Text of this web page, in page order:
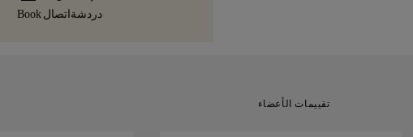
يمكنك إرجاعها أو استبدالها في أقل من 30 يوماً.
دردشة اتصال Book
تقييمات الأعضاء